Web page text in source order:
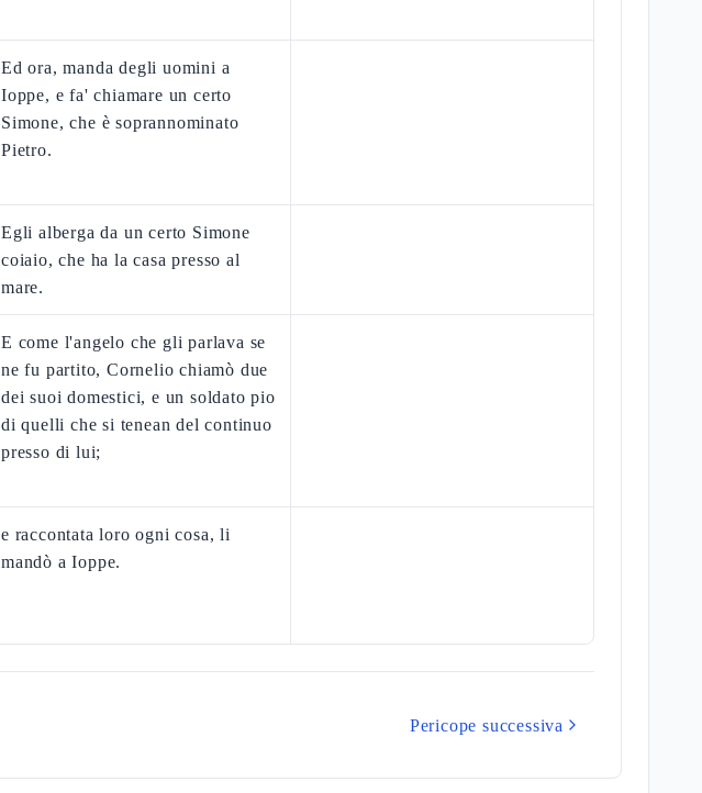
Ed ora, manda degli uomini a
Ioppe, e fa' chiamare un certo
Simone, che è soprannominato
Pietro.
Egli alberga da un certo Simone
coiaio, che ha la casa presso al
mare.
E come l'angelo che gli parlava se
ne fu partito, Cornelio chiamò due
dei suoi domestici, e un soldato pio
di quelli che si tenean del continuo
presso di lui;
e raccontata loro ogni cosa, li
mandò a Ioppe.
Pericope successiva